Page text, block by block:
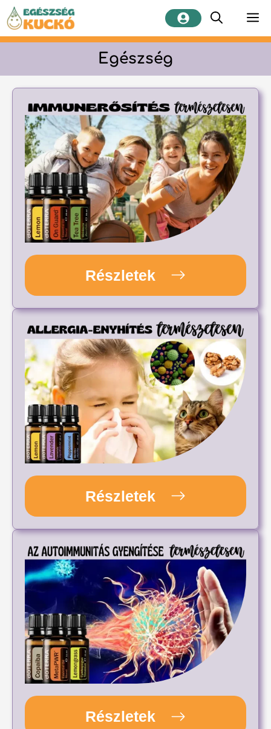
Kilépés
tartalomba
Egészség
Részletek
Részletek
Részletek